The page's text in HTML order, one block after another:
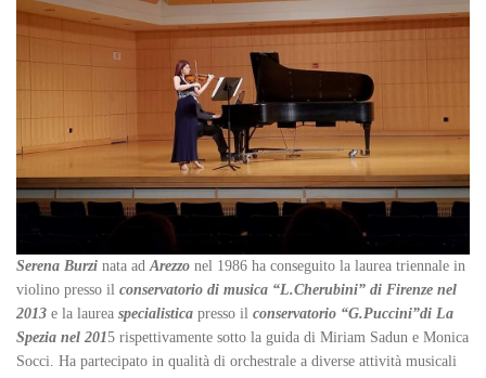
Serena Burzi nata ad Arezzo nel 1986 ha conseguito la laurea triennale in
violino presso il conservatorio di musica “L.Cherubini” di Firenze nel
2013 e la laurea specialistica presso il conservatorio “G.Puccini”di La
Spezia nel 2015 rispettivamente sotto la guida di Miriam Sadun e Monica
Socci. Ha partecipato in qualità di orchestrale a diverse attività musicali